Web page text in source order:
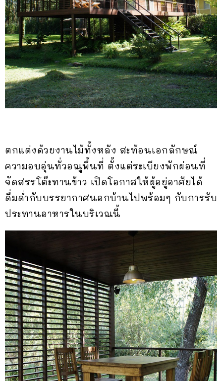
ตกแต่งด้วยงานไม้ทั้งหลัง สะท้อนเอกลักษณ์
ความอบอุ่นทั่วอณูพื้นที่ ตั้งแต่ระเบียงพักผ่อนที่
จัดสรรโต๊ะทานข้าว เปิดโอกาสให้ผู้อยู่อาศัยได้
ดื่มด่ำกับบรรยากาศนอกบ้านไปพร้อมๆ กับการรับ
ประทานอาหารในบริเวณนี้